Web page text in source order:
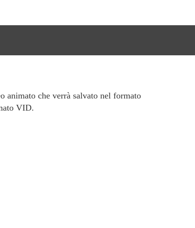
che verrà salvato nel formato
VID.